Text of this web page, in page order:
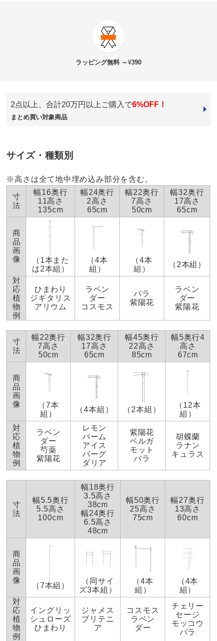
プランツサポート ミニ 同色7本組
価格 ¥4,980税込 ¥4,528 税抜
送料・送料種
基本配送料：¥
お支払い方法
■サイズ（1本あたり）：幅22奥行7高さ50（地中埋込み部
分25）cm
■重さ（1本あたり）：200g
■素材：スチール（粉体塗装）
■日本製
※地中埋込み部分のサイズは本体サイズに含みます。
※スチール製品は素材の特性上、経年変化でサビが発生致
します。長くお使い頂くために、お届け直後の錆止め材の
塗布をお薦めしております。 また、ご使用開始後も定期的
なお手入れをお薦めします。
お手入れ方法&取り付け方
法）
サイズ違い等 何度も購入しています。
2024/03/14
商品担当者より
リピートでご購入いただいているとのこと、ありが
とうございます！気に入っていただけて光栄です。
今後も素敵なお庭づくりのお手伝いができるよう精
進してまいりますので、どうぞよろしくお願いいた
します。
ブラック
新潟県
今まで支柱と紐で支えていたのに比べると、このプラン
トサポートは見た目もすっきりして使いたい時使いたい
場所にサッと使えて片付けもしやすく大変便利です。
2023/06/30
グリーン
長崎県
気に入ってます
ほぼ、このままのサイズで使ってますが、 微妙に背丈
の会わない花があり
脚の部分を切断して使ってます。
ミニミニサイズがあればいいのに。
2023/04/27
ラッピング無料 ～¥390
2点以上、合計20万円以上ご購入で6%OFF！
まとめ買い対象商品
サイズ・種類別
※高さは全て地中埋め込み部分を含む。
寸
法
幅16奥行
11高さ
135cm
幅24奥行
2高さ
65cm
幅22奥行
7高さ
50cm
幅32奥行
17高さ
65cm
商
品
画
像
（1本また
は2本組）
（4本
組）
（4本
組）
（2本組）
対
応
植
物
例
ひまわり
ジギタリス
アリウム
ラベン
ダー
コスモス
バラ
紫陽花
ラベン
ダー
紫陽花
寸
法
幅22奥行
7高さ
50cm
幅32奥行
17高さ
65cm
幅45奥行
22高さ
85cm
幅5奥行4
高さ
67cm
商
品
画
像
（7本
組）
（4本組） （2本組）
（12本
組）
対
応
植
物
例
ラベン
ダー
芍薬
紫陽花
レモン
バーム
アイス
バーグ
ダリア
紫陽花
ベルガ
モット
バラ
胡蝶蘭
ラナン
キュラス
寸
法
幅5.5奥行
5.5高さ
100cm
幅18奥行
3.5高さ
38cm
幅24奥行
6.5高さ
48cm
幅50奥行
25高さ
75cm
幅27奥行
13高さ
60cm
商
品
画
像
（7本組）
（同サイ
ズ3本組）
（4本
組）
（4本
組）
対
応
植
物
例
イングリッ
シュローズ
ひまわり
ジャメス
ブリテニ
ア
コスモス
ラベン
ダー
チェリー
セージ
モッコウ
バラ